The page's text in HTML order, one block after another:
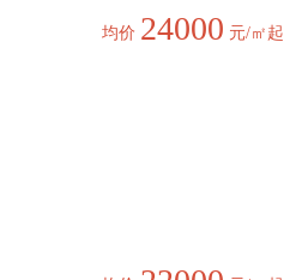
均价 24000 元/㎡起